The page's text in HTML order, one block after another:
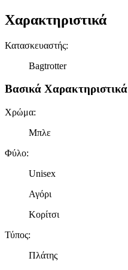
Χαρακτηριστικά
Κατασκευαστής:
Bagtrotter
Βασικά Χαρακτηριστικά
Χρώμα:
Μπλε
Φύλο:
Unisex
Αγόρι
Κορίτσι
Τύπος:
Πλάτης